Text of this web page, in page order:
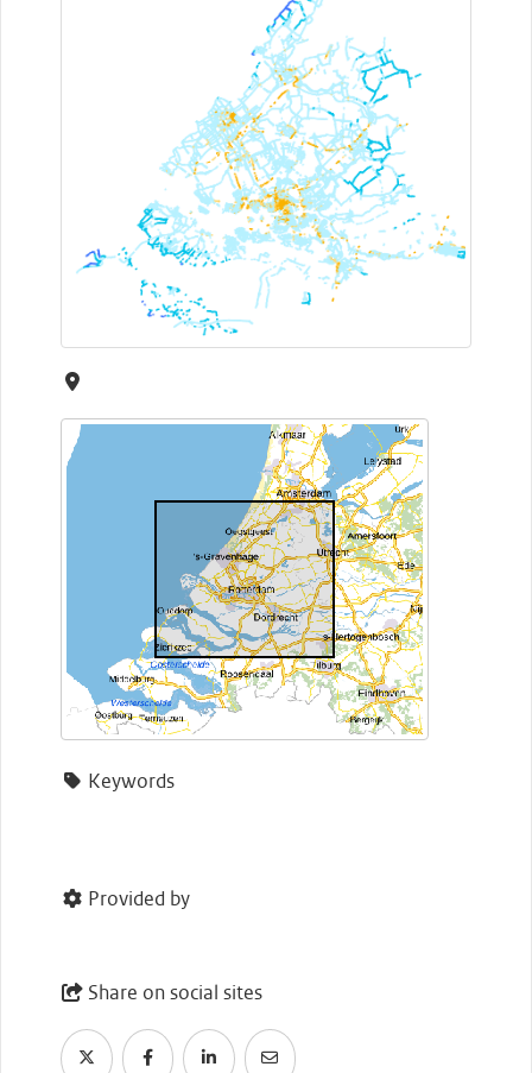
Keywords
Provided by
Share on social sites